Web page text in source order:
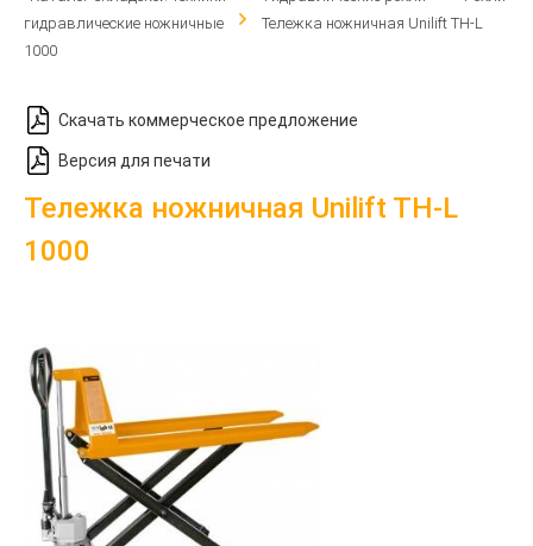
гидравлические ножничные
Тележка ножничная Unilift TH-L
1000
Скачать коммерческое предложение
Версия для печати
Тележка ножничная Unilift TH-L
1000